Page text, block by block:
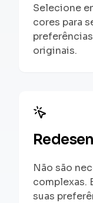
Selecione
cores para
originais.
Não são
complexas.
suas